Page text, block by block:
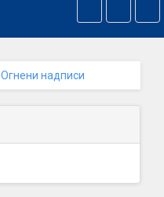
на
Огнени надписи